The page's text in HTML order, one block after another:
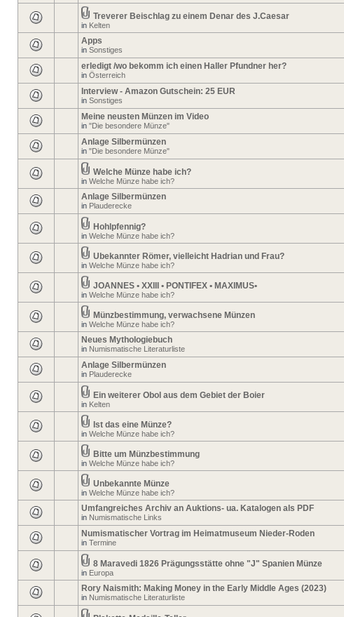
Treverer Beischlag zu einem Denar des J.Caesar
in Kelten
Apps
in Sonstiges
erledigt /wo bekomm ich einen Haller Pfundner her?
in Österreich
Interview - Amazon Gutschein: 25 EUR
in Sonstiges
Meine neusten Münzen im Video
in "Die besondere Münze"
Anlage Silbermünzen
in "Die besondere Münze"
Welche Münze habe ich?
in Welche Münze habe ich?
Anlage Silbermünzen
in Plauderecke
Hohlpfennig?
in Welche Münze habe ich?
Ubekannter Römer, vielleicht Hadrian und Frau?
in Welche Münze habe ich?
JOANNES • XXIII • PONTIFEX • MAXIMUS•
in Welche Münze habe ich?
Münzbestimmung, verwachsene Münzen
in Welche Münze habe ich?
Neues Mythologiebuch
in Numismatische Literaturliste
Anlage Silbermünzen
in Plauderecke
Ein weiterer Obol aus dem Gebiet der Boier
in Kelten
Ist das eine Münze?
in Welche Münze habe ich?
Bitte um Münzbestimmung
in Welche Münze habe ich?
Unbekannte Münze
in Welche Münze habe ich?
Umfangreiches Archiv an Auktions- ua. Katalogen als PDF
in Numismatische Links
Numismatischer Vortrag im Heimatmuseum Nieder-Roden
in Termine
8 Maravedi 1826 Prägungsstätte ohne "J" Spanien Münze
in Europa
Rory Naismith: Making Money in the Early Middle Ages (2023)
in Numismatische Literaturliste